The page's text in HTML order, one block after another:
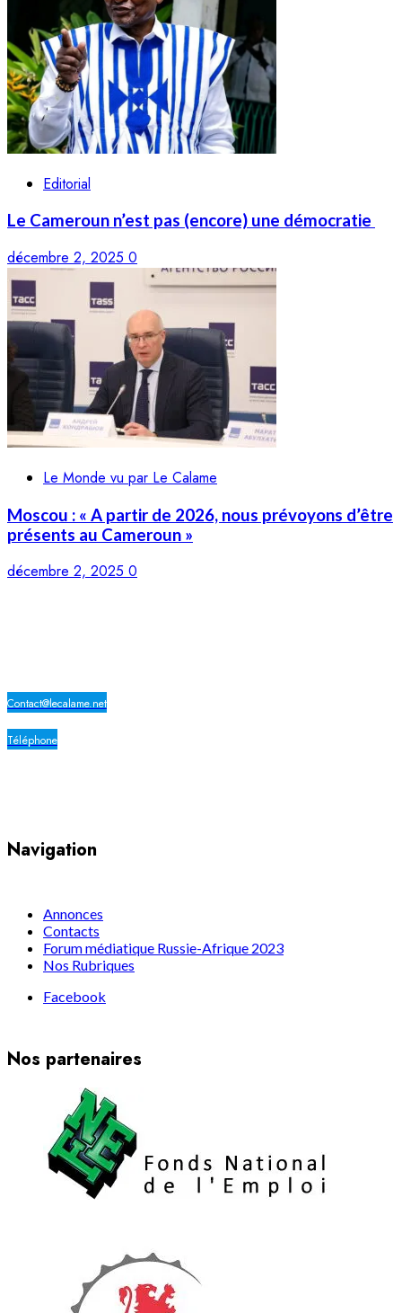
Editorial
Le Cameroun n’est pas (encore) une démocratie
décembre 2, 2025 0
Le Monde vu par Le Calame
Moscou : « A partir de 2026, nous prévoyons d’être
présents au Cameroun »
décembre 2, 2025 0
Contact@lecalame.net
Téléphone
Navigation
Annonces
Contacts
Forum médiatique Russie-Afrique 2023
Nos Rubriques
Facebook
Nos partenaires